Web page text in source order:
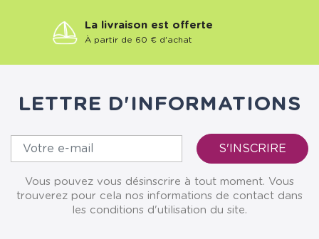
La livraison est offerte
À partir de 60 € d'achat
LETTRE D'INFORMATIONS
Vous pouvez vous désinscrire à tout moment. Vous
trouverez pour cela nos informations de contact dans
les conditions d'utilisation du site.